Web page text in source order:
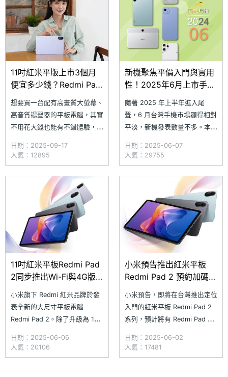
劇、閱讀電子書都能輕鬆
樓。究竟 Redmi Pad 2 目前
11吋紅米平版上市3個月
便宜多少錢？Redmi Pad
(2025.9)
想要買一台配有高畫質大螢幕、
高音質揚聲器的平板電腦，其實
不用花大錢也能有不錯體驗，來
Pad 2 4G，除了配有 90Hz 更
新率的 11 吋 2.5K 高畫質大螢
幕，還有搭載 Dolby Atmos 四
顆揚聲器，無論追劇或是聽音樂
都很好用！究竟上市 3 個月的
日期：2025-09-17
人氣：12895
新機聚焦平價入門與實用
性！2025年6月上市手
隨著 2025 年上半年進入尾
聲，6 月台灣手機市場顯得相對
平淡，新機發表數量不多。本月
背蓋、更換鏡頭的 CMF Phone
2 Pro，具備 IP65 / IP68 /
IP69 防塵防水的日系中階機
SHARP AQUOS wish5，以及
入門手機 realme C7
日期：2025-06-07
人氣：29755
11吋紅米平板Redmi Pad
2同步推出Wi-Fi與4G版 5
千價格有找起
小米旗下 Redmi 紅米品牌於發
表全新的大尺寸平板電腦
Redmi Pad 2。除了升級為 11
Redmi 靈感觸控筆使用。處理
器方面採用聯發科 Helio G100-
日期：2025-06-06
人氣：20106
小米預告推出紅米平板
Redmi Pad 2 預約加碼送
300元現金券
小米預告，即將在台灣推出定位
入門的紅米平板 Redmi Pad 2
系列，預計將有 Redmi Pad 2
2 4G。雖然官方尚未公布正式
上市時間與售價，但根據小米台
日期：2025-06-02
人氣：17481